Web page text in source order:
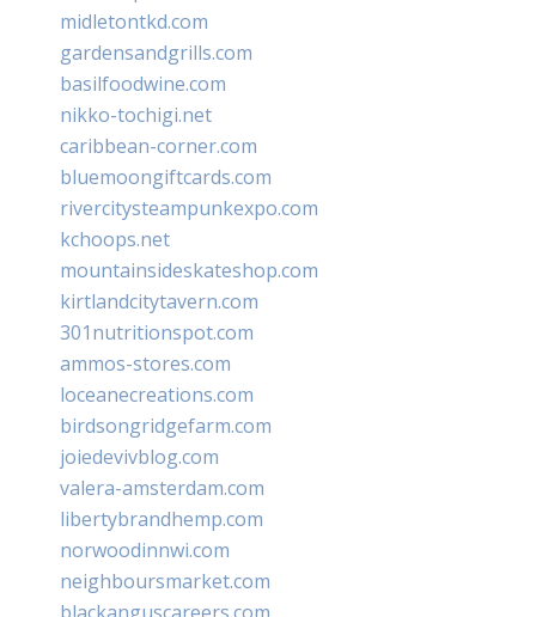
midletontkd.com
gardensandgrills.com
basilfoodwine.com
nikko-tochigi.net
caribbean-corner.com
bluemoongiftcards.com
rivercitysteampunkexpo.com
kchoops.net
mountainsideskateshop.com
kirtlandcitytavern.com
301nutritionspot.com
ammos-stores.com
loceanecreations.com
birdsongridgefarm.com
joiedevivblog.com
valera-amsterdam.com
libertybrandhemp.com
norwoodinnwi.com
neighboursmarket.com